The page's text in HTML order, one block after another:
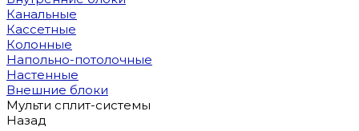
Канальные
Кассетные
Колонные
Напольно-потолочные
Настенные
Внешние блоки
Мульти сплит-системы
Назад